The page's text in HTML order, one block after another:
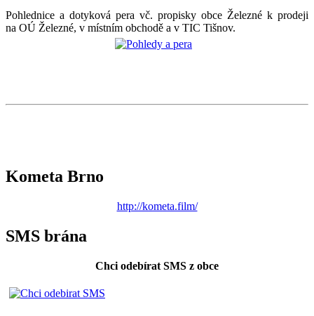
Pohlednice a dotyková pera vč. propisky obce Železné k prodeji
na OÚ Železné, v místním obchodě a v TIC Tišnov.
Kometa Brno
http://kometa.film/
SMS brána
Chci odebírat SMS z obce